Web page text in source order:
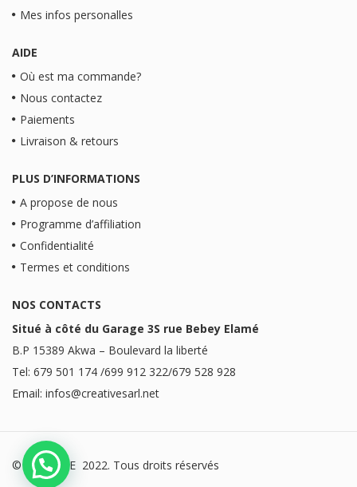
Mes infos personalles
AIDE
Où est ma commande?
Nous contactez
Paiements
Livraison & retours
PLUS D’INFORMATIONS
A propose de nous
Programme d’affiliation
Confidentialité
Termes et conditions
NOS CONTACTS
Situé à côté du Garage 3S rue Bebey Elamé
B.P 15389 Akwa – Boulevard la liberté
Tel: 679 501 174 /699 912 322/679 528 928
Email: infos@creativesarl.net
© CREATIVE 2022. Tous droits réservés